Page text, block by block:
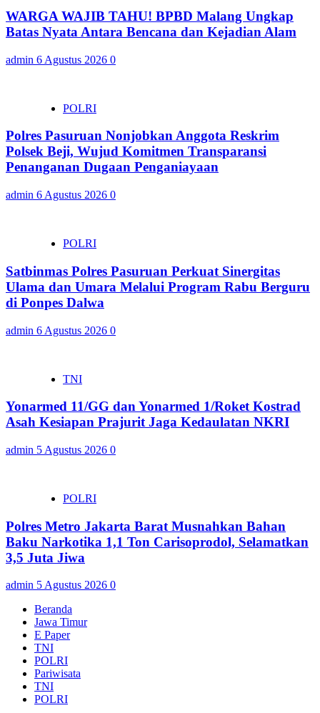
WARGA WAJIB TAHU! BPBD Malang Ungkap
Batas Nyata Antara Bencana dan Kejadian Alam
admin 6 Agustus 2026 0
POLRI
Polres Pasuruan Nonjobkan Anggota Reskrim
Polsek Beji, Wujud Komitmen Transparansi
Penanganan Dugaan Penganiayaan
admin 6 Agustus 2026 0
POLRI
Satbinmas Polres Pasuruan Perkuat Sinergitas
Ulama dan Umara Melalui Program Rabu Berguru
di Ponpes Dalwa
admin 6 Agustus 2026 0
TNI
Yonarmed 11/GG dan Yonarmed 1/Roket Kostrad
Asah Kesiapan Prajurit Jaga Kedaulatan NKRI
admin 5 Agustus 2026 0
POLRI
Polres Metro Jakarta Barat Musnahkan Bahan
Baku Narkotika 1,1 Ton Carisoprodol, Selamatkan
3,5 Juta Jiwa
admin 5 Agustus 2026 0
Beranda
Jawa Timur
E Paper
TNI
POLRI
Pariwisata
TNI
POLRI